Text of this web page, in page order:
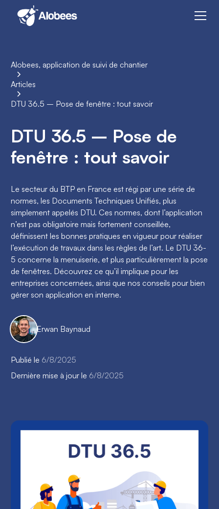
Alobees, application de suivi de chantier
Articles
DTU 36.5 – Pose de fenêtre : tout savoir
DTU 36.5 – Pose de
fenêtre : tout savoir
Le secteur du BTP en France est régi par une série de
normes, les Documents Techniques Unifiés, plus
simplement appelés DTU. Ces normes, dont l’application
n’est pas obligatoire mais fortement conseillée,
définissent les bonnes pratiques en vigueur pour réaliser
l’exécution de travaux dans les règles de l’art. Le DTU 36-
5 concerne la menuiserie, et plus particulièrement la pose
de fenêtres. Découvrez ce qu’il implique pour les
entreprises concernées, ainsi que nos conseils pour bien
gérer son application en interne.
Erwan Baynaud
Publié le 6/8/2025
Dernière mise à jour le 6/8/2025